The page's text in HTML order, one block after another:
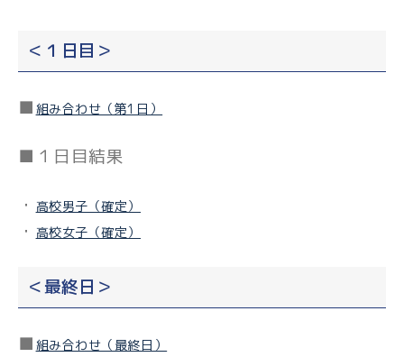
＜１日目＞
■ 組み合わせ（第1日）
■１日目結果
・ 高校男子（確定）
・ 高校女子（確定）
＜最終日＞
■ 組み合わせ（最終日）